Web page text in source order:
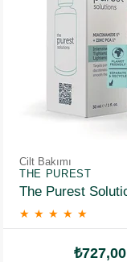
Cilt Bakımı
THE PUREST
★ ★ ★ ★ ★
₺727,00